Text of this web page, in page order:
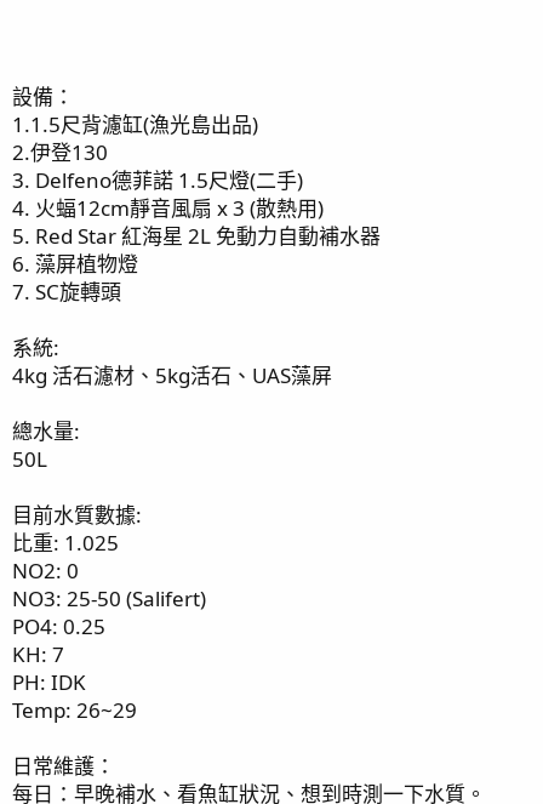
設備：
1.1.5尺背濾缸(漁光島出品)
2.伊登130
3. Delfeno德菲諾 1.5尺燈(二手)
4. 火蝠12cm靜音風扇 x 3 (散熱用)
5. Red Star 紅海星 2L 免動力自動補水器
6. 藻屏植物燈
7. SC旋轉頭
系統:
4kg 活石濾材、5kg活石、UAS藻屏
總水量:
50L
目前水質數據:
比重: 1.025
NO2: 0
NO3: 25-50 (Salifert)
PO4: 0.25
KH: 7
PH: IDK
Temp: 26~29
日常維護：
每日：早晚補水、看魚缸狀況、想到時測一下水質。